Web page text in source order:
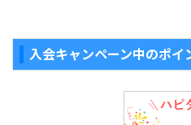
入会キャンペーン中のポイ